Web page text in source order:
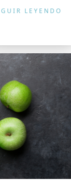
LEYENDO